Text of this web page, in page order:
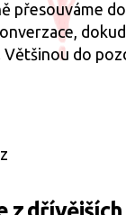
přesouváme
Většinou do